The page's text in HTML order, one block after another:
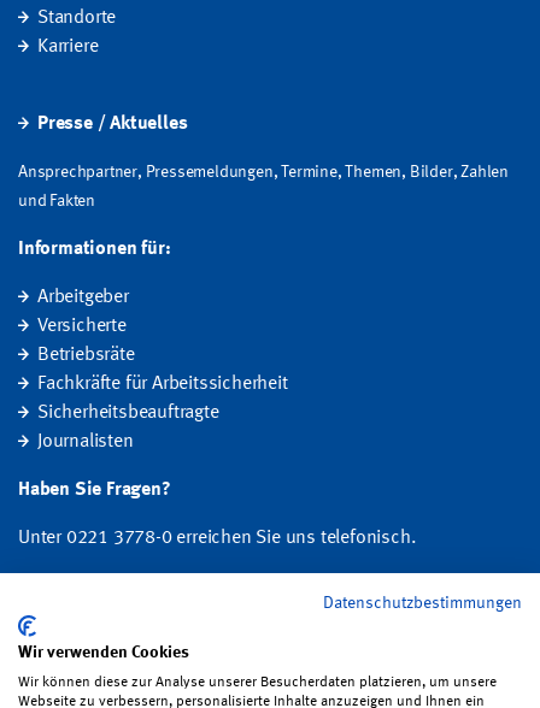
Standorte
Karriere
Presse / Aktuelles
Ansprechpartner, Pressemeldungen, Termine, Themen, Bilder, Zahlen
und Fakten
Informationen für:
Arbeitgeber
Versicherte
Betriebsräte
Fachkräfte für Arbeitssicherheit
Sicherheitsbeauftragte
Journalisten
Haben Sie Fragen?
Unter 0221 3778-0 erreichen Sie uns telefonisch.
Entschädigung, Prävention sowie Fragen zu Mitgliedschaft und Beitrag.
Folgen Sie uns:
Datenschutzbestimmungen
Wir verwenden Cookies
Wir können diese zur Analyse unserer Besucherdaten platzieren, um unsere
Webseite zu verbessern, personalisierte Inhalte anzuzeigen und Ihnen ein